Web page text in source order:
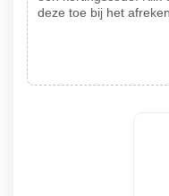
deze toe bij het